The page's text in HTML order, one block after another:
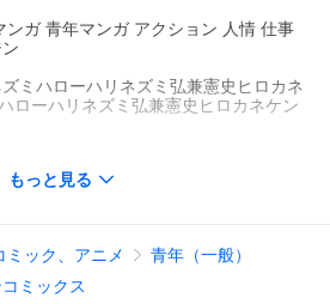
ンガ 青年マンガ アクション 人情 仕事
ミハローハリネズミ弘兼憲史ヒロカネ
ローハリネズミ弘兼憲史ヒロカネケン
見た、と言う人物から電話がかかって
で、確かに自分が通りがかった時間に
もっと見る
ミック、アニメ
青年（一般）
ミックス